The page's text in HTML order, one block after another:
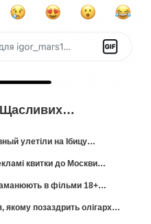
Щасливих…
улетіли на Ібицу…
квитки до Москви…
в фільми 18+…
якому позаздрить олігарх…